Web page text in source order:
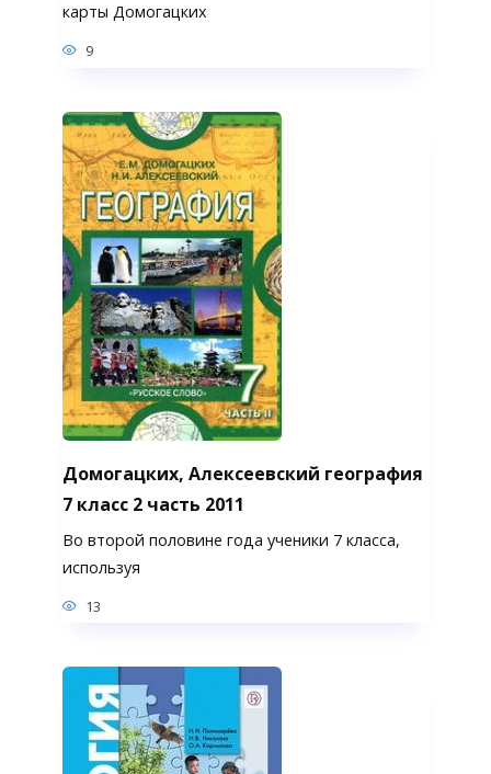
карты Домогацких
9
Домогацких, Алексеевский география
7 класс 2 часть 2011
Во второй половине года ученики 7 класса,
используя
13